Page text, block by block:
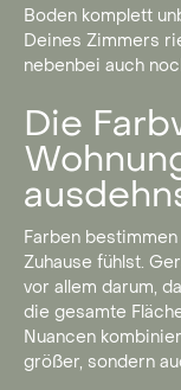
Boden komplett
Deines Zimmers
nebenbei auch
Die
Farben
Zuhause fühlst.
vor allem darum,
die gesamte
Nuancen
größer, sondern